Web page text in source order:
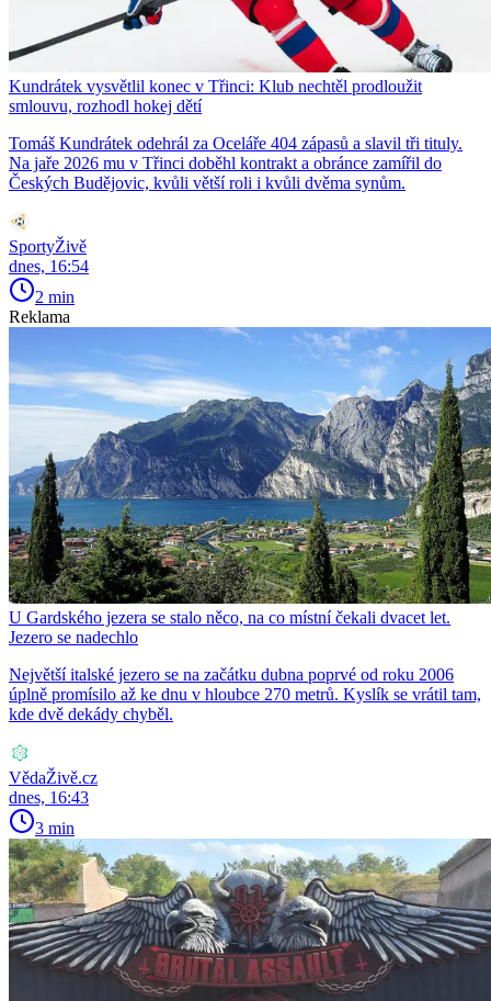
Kundrátek vysvětlil konec v Třinci: Klub nechtěl prodloužit
smlouvu, rozhodl hokej dětí
Tomáš Kundrátek odehrál za Oceláře 404 zápasů a slavil tři tituly.
Na jaře 2026 mu v Třinci doběhl kontrakt a obránce zamířil do
Českých Budějovic, kvůli větší roli i kvůli dvěma synům.
SportyŽivě
dnes, 16:54
2 min
Reklama
U Gardského jezera se stalo něco, na co místní čekali dvacet let.
Jezero se nadechlo
Největší italské jezero se na začátku dubna poprvé od roku 2006
úplně promísilo až ke dnu v hloubce 270 metrů. Kyslík se vrátil tam,
kde dvě dekády chyběl.
VědaŽivě.cz
dnes, 16:43
3 min